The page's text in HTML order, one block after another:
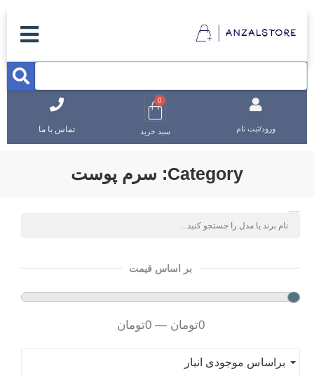
ورود/ثبت نام
0
سبد خرید تماس با ما
Category: سرم پوست
بر اساس قیمت
0تومان —
0تومان
براساس موجودی انبار